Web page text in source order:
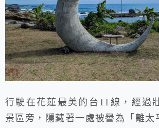
行駛在花蓮最美的台11線，經過
景區旁，隱藏著一處被譽為「離太